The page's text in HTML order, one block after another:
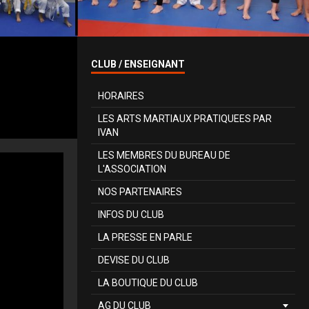
CLUB / ENSEIGNANT
HORAIRES
LES ARTS MARTIAUX PRATIQUEES PAR
IVAN
LES MEMBRES DU BUREAU DE
L'ASSOCIATION
NOS PARTENAIRES
INFOS DU CLUB
LA PRESSE EN PARLE
DEVISE DU CLUB
LA BOUTIQUE DU CLUB
AG DU CLUB